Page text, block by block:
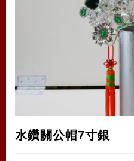
水鑽關公帽7寸銀